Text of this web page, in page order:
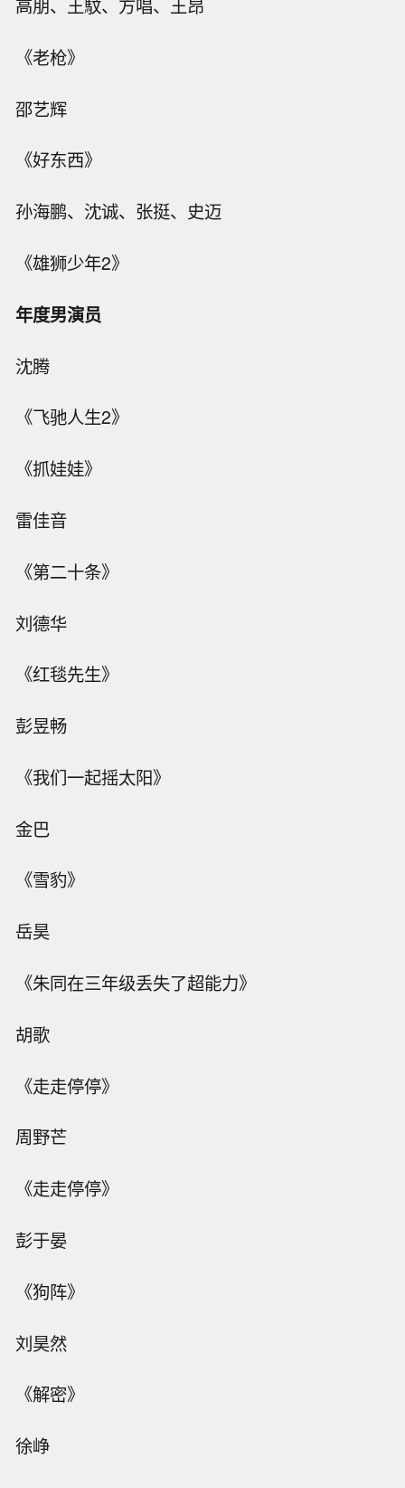
高朋、王馼、方唱、王昂
《老枪》
邵艺辉
《好东西》
孙海鹏、沈诚、张挺、史迈
《雄狮少年2》
年度男演员
沈腾
《飞驰人生2》
《抓娃娃》
雷佳音
《第二十条》
刘德华
《红毯先生》
彭昱畅
《我们一起摇太阳》
金巴
《雪豹》
岳昊
《朱同在三年级丢失了超能力》
胡歌
《走走停停》
周野芒
《走走停停》
彭于晏
《狗阵》
刘昊然
《解密》
徐峥